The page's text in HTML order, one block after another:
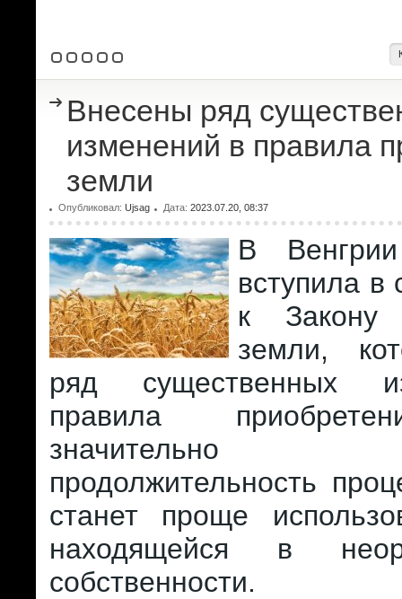
Внесены ряд
изменений в правила
земли
Опубликовал: Ujsag Дата: 2023.07.20, 08:37
В
вступила в
к Закону
земли,
ряд существенных
правила
значительно
продолжительность
станет проще
находящейся в
собственности.